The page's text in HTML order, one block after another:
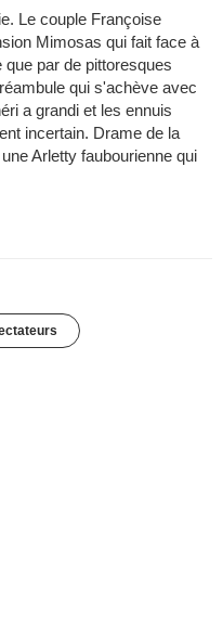
Le couple Françoise
Mimosas qui fait face à
par de pittoresques
qui s'achève avec
a grandi et les ennuis
incertain. Drame de la
Arletty faubourienne qui